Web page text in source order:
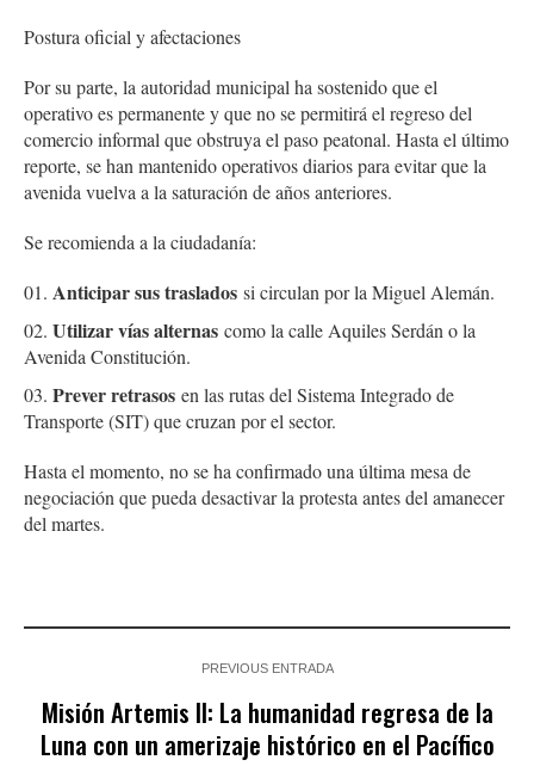
Postura oficial y afectaciones
Por su parte, la autoridad municipal ha sostenido que el
operativo es permanente y que no se permitirá el regreso del
comercio informal que obstruya el paso peatonal. Hasta el último
reporte, se han mantenido operativos diarios para evitar que la
avenida vuelva a la saturación de años anteriores.
Se recomienda a la ciudadanía:
Anticipar sus traslados si circulan por la Miguel Alemán.
Utilizar vías alternas como la calle Aquiles Serdán o la
Avenida Constitución.
Prever retrasos en las rutas del Sistema Integrado de
Transporte (SIT) que cruzan por el sector.
Hasta el momento, no se ha confirmado una última mesa de
negociación que pueda desactivar la protesta antes del amanecer
del martes.
PREVIOUS ENTRADA
Misión Artemis II: La humanidad regresa de la
Luna con un amerizaje histórico en el Pacífico